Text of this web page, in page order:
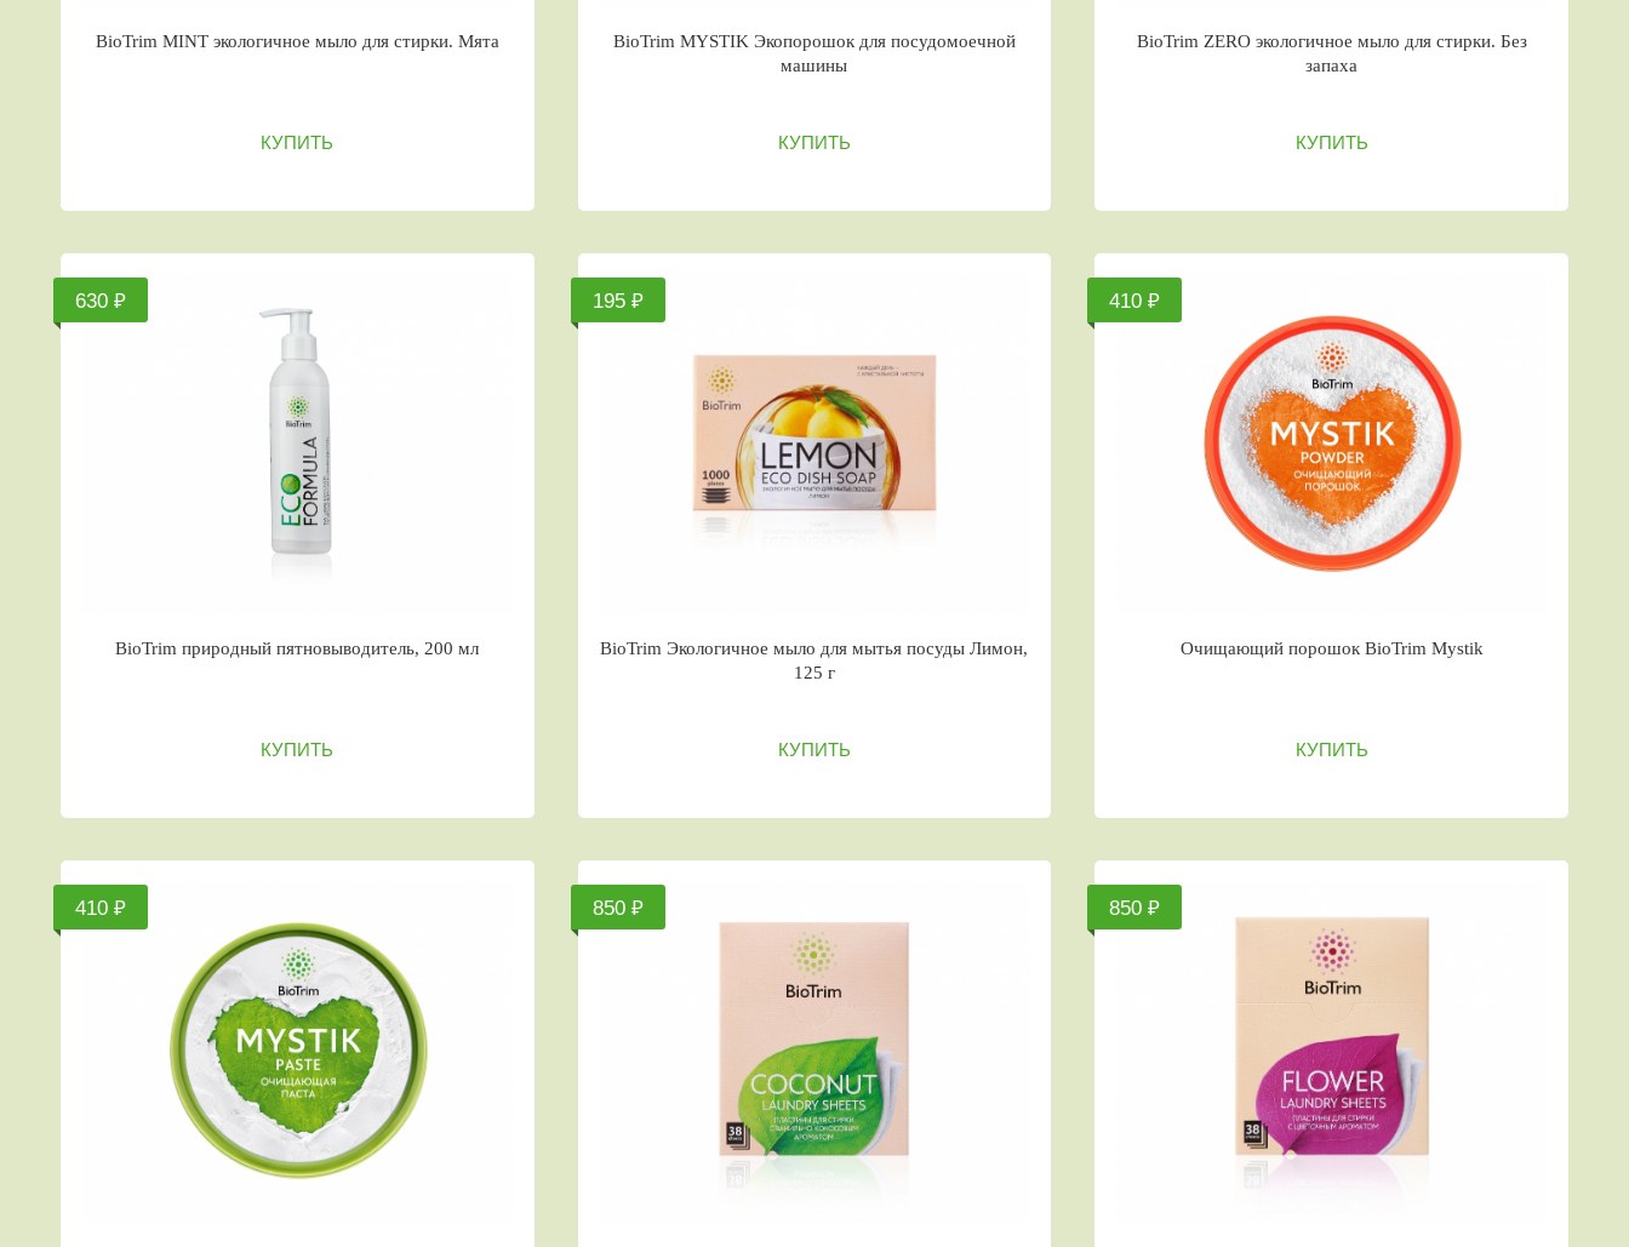
BioTrim MINT экологичное мыло для стирки. Мята
КУПИТЬ
BioTrim MYSTIK Экопорошок для посудомоечной
машины
КУПИТЬ
BioTrim ZERO экологичное мыло для стирки. Без
запаха
КУПИТЬ
630 ₽
BioTrim природный пятновыводитель, 200 мл
КУПИТЬ
195 ₽
BioTrim Экологичное мыло для мытья посуды Лимон,
125 г
КУПИТЬ
410 ₽
Очищающий порошок BioTrim Mystik
КУПИТЬ
410 ₽ 850 ₽ 850 ₽